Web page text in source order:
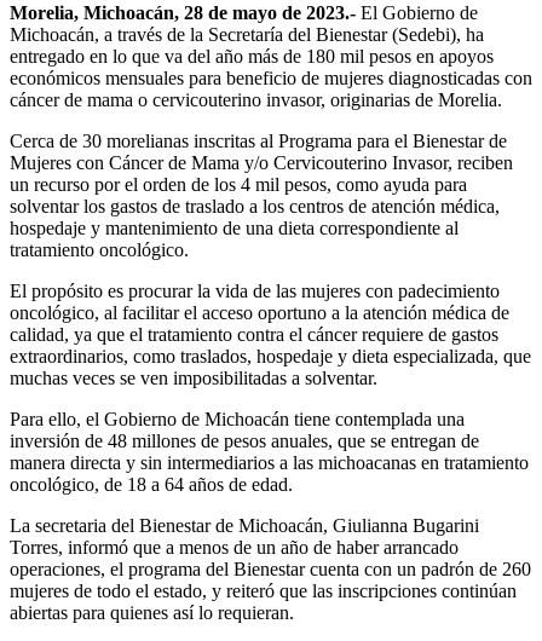
Morelia, Michoacán, 28 de mayo de 2023.- El Gobierno de
Michoacán, a través de la Secretaría del Bienestar (Sedebi), ha
entregado en lo que va del año más de 180 mil pesos en apoyos
económicos mensuales para beneficio de mujeres diagnosticadas con
cáncer de mama o cervicouterino invasor, originarias de Morelia.
Cerca de 30 morelianas inscritas al Programa para el Bienestar de
Mujeres con Cáncer de Mama y/o Cervicouterino Invasor, reciben
un recurso por el orden de los 4 mil pesos, como ayuda para
solventar los gastos de traslado a los centros de atención médica,
hospedaje y mantenimiento de una dieta correspondiente al
tratamiento oncológico.
El propósito es procurar la vida de las mujeres con padecimiento
oncológico, al facilitar el acceso oportuno a la atención médica de
calidad, ya que el tratamiento contra el cáncer requiere de gastos
extraordinarios, como traslados, hospedaje y dieta especializada, que
muchas veces se ven imposibilitadas a solventar.
Para ello, el Gobierno de Michoacán tiene contemplada una
inversión de 48 millones de pesos anuales, que se entregan de
manera directa y sin intermediarios a las michoacanas en tratamiento
oncológico, de 18 a 64 años de edad.
La secretaria del Bienestar de Michoacán, Giulianna Bugarini
Torres, informó que a menos de un año de haber arrancado
operaciones, el programa del Bienestar cuenta con un padrón de 260
mujeres de todo el estado, y reiteró que las inscripciones continúan
abiertas para quienes así lo requieran.